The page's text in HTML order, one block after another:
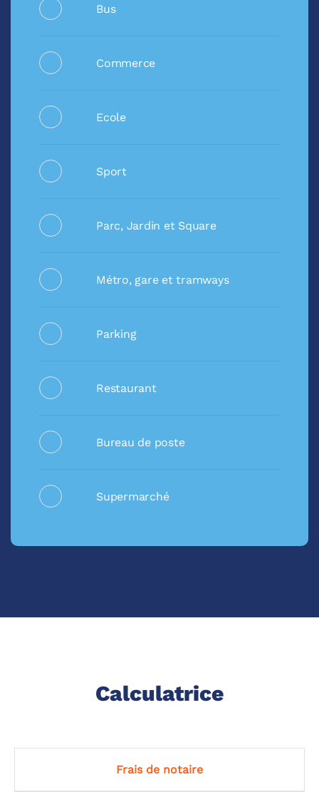
Bus
Commerce
Ecole
Sport
Parc, Jardin et Square
Métro, gare et tramways
Parking
Restaurant
Bureau de poste
Supermarché
Calculatrice
Frais de notaire